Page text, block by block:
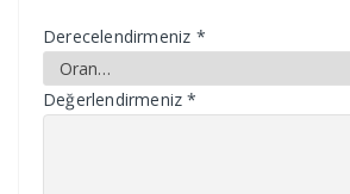
Derecelendirmeniz *
Değerlendirmeniz*